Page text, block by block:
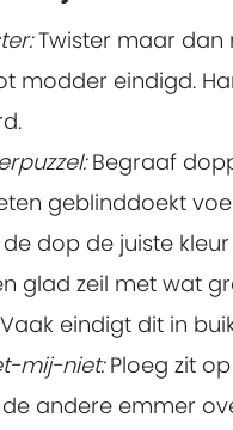
Twister maar dan
modder eindigd.
Begraaf
geblinddoekt
dop de juiste
glad zeil met wat
eindigt dit in
mij-niet:Ploeg zit
andere emmer